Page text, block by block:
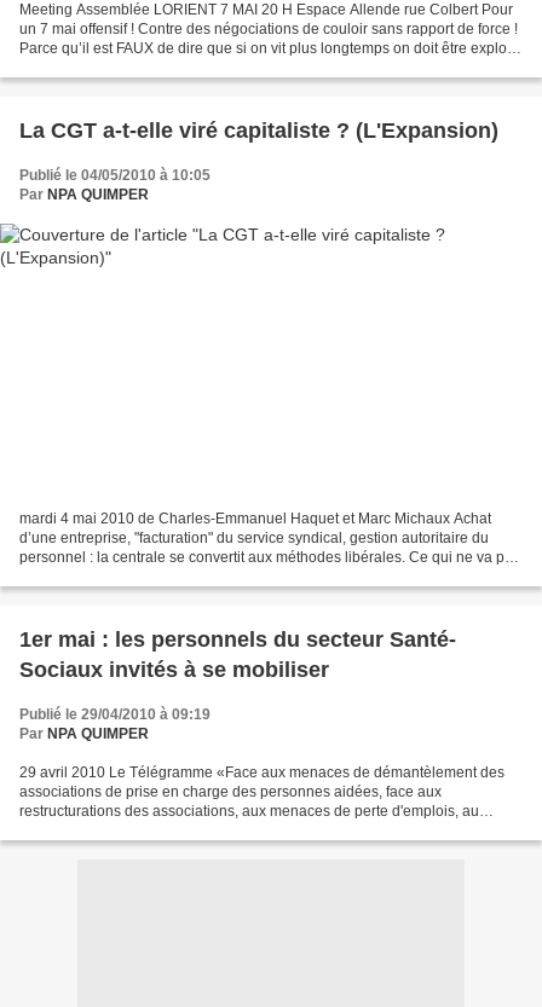
Meeting Assemblée LORIENT 7 MAI 20 H Espace Allende rue Colbert Pour
un 7 mai offensif ! Contre des négociations de couloir sans rapport de force !
Parce qu’il est FAUX de dire que si on vit plus longtemps on doit être exploité
La CGT a-t-elle viré capitaliste ? (L'Expansion)
Publié le 04/05/2010 à 10:05
Par NPA QUIMPER
mardi 4 mai 2010 de Charles-Emmanuel Haquet et Marc Michaux Achat
d’une entreprise, "facturation" du service syndical, gestion autoritaire du
personnel : la centrale se convertit aux méthodes libérales. Ce qui ne va pas
1er mai : les personnels du secteur Santé-
Sociaux invités à se mobiliser
Publié le 29/04/2010 à 09:19
Par NPA QUIMPER
29 avril 2010 Le Télégramme «Face aux menaces de démantèlement des
associations de prise en charge des personnes aidées, face aux
restructurations des associations, aux menaces de perte d'emplois, au